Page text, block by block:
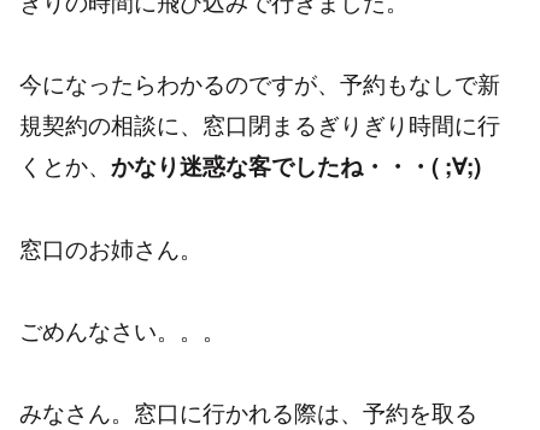
今になったらわかるのですが、予約もなしで新
規契約の相談に、窓口閉まるぎりぎり時間に行
くとか、 かなり迷惑な客でしたね・・・( ;∀;)
窓口のお姉さん。
ごめんなさい。。。
みなさん。窓口に行かれる際は、予約を取る